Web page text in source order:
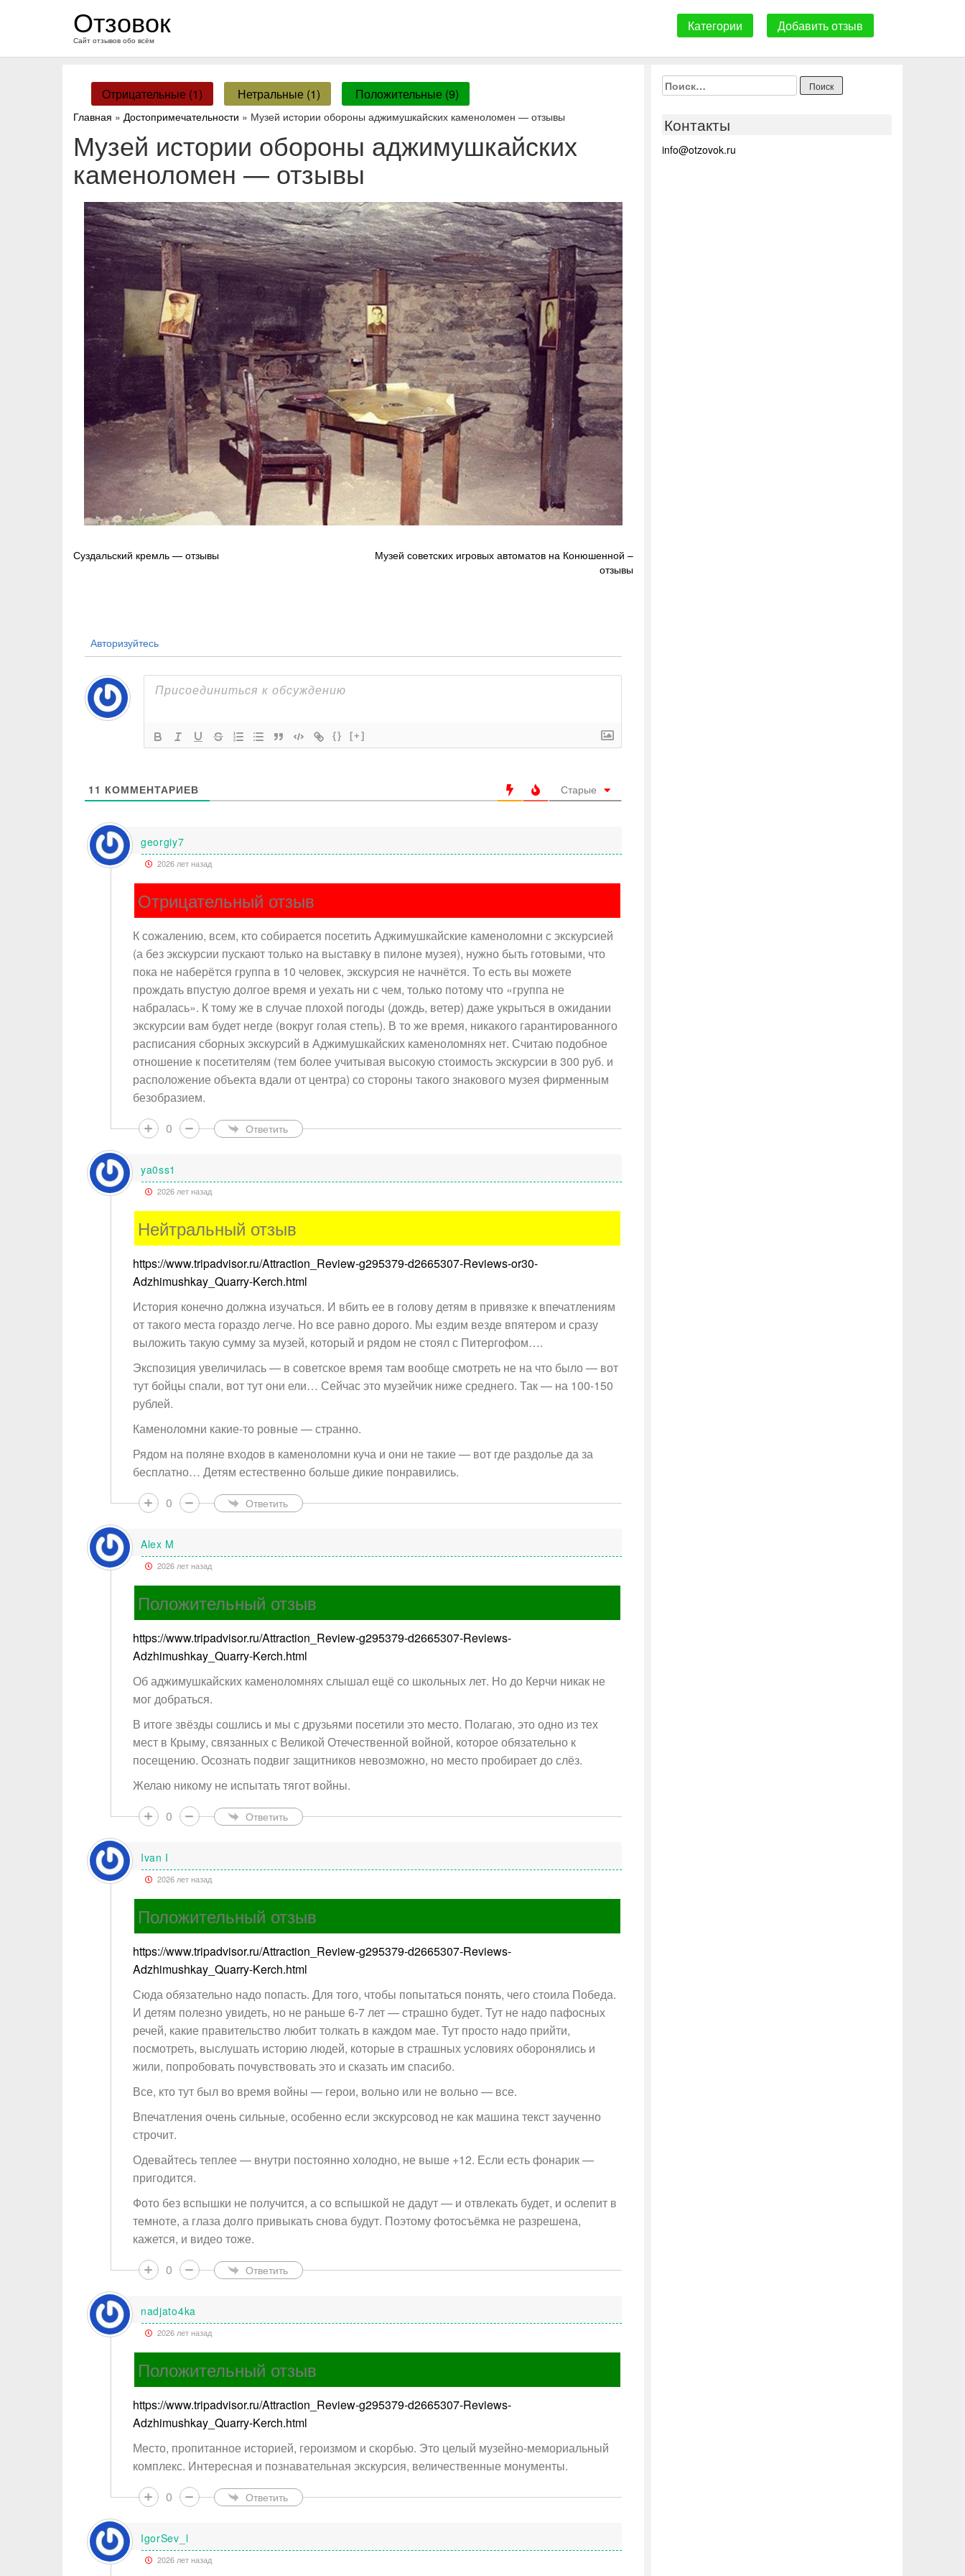
Отзовок
Сайт отзывов обо всём
Категории Добавить отзыв
Отрицательные (1) Нетральные (1) Положительные (9)
Главная » Достопримечательности » Музей истории обороны аджимушкайских каменоломен — отзывы
Музей истории обороны аджимушкайских
каменоломен — отзывы
Навигация
Суздальский кремль — отзывы
Музей советских игровых автоматов на Конюшенной –
отзывы
Авторизуйтесь
{} [+]
11 КОММЕНТАРИЕВ Старые
georgiy7
2026 лет назад
Отрицательный отзыв
К сожалению, всем, кто собирается посетить Аджимушкайские каменоломни с экскурсией
(а без экскурсии пускают только на выставку в пилоне музея), нужно быть готовыми, что
пока не наберётся группа в 10 человек, экскурсия не начнётся. То есть вы можете
прождать впустую долгое время и уехать ни с чем, только потому что «группа не
набралась». К тому же в случае плохой погоды (дождь, ветер) даже укрыться в ожидании
экскурсии вам будет негде (вокруг голая степь). В то же время, никакого гарантированного
расписания сборных экскурсий в Аджимушкайских каменоломнях нет. Считаю подобное
отношение к посетителям (тем более учитывая высокую стоимость экскурсии в 300 руб. и
расположение объекта вдали от центра) со стороны такого знакового музея фирменным
безобразием.
0
Ответить
ya0ss1
2026 лет назад
Нейтральный отзыв
https://www.tripadvisor.ru/Attraction_Review-g295379-d2665307-Reviews-or30-
Adzhimushkay_Quarry-Kerch.html
История конечно должна изучаться. И вбить ее в голову детям в привязке к впечатлениям
от такого места гораздо легче. Но все равно дорого. Мы ездим везде впятером и сразу
выложить такую сумму за музей, который и рядом не стоял с Питергофом….
Экспозиция увеличилась — в советское время там вообще смотреть не на что было — вот
тут бойцы спали, вот тут они ели… Сейчас это музейчик ниже среднего. Так — на 100-150
рублей.
Каменоломни какие-то ровные — странно.
Рядом на поляне входов в каменоломни куча и они не такие — вот где раздолье да за
бесплатно… Детям естественно больше дикие понравились.
0
Ответить
Alex M
2026 лет назад
Положительный отзыв
https://www.tripadvisor.ru/Attraction_Review-g295379-d2665307-Reviews-
Adzhimushkay_Quarry-Kerch.html
Об аджимушкайских каменоломнях слышал ещё со школьных лет. Но до Керчи никак не
мог добраться.
В итоге звёзды сошлись и мы с друзьями посетили это место. Полагаю, это одно из тех
мест в Крыму, связанных с Великой Отечественной войной, которое обязательно к
посещению. Осознать подвиг защитников невозможно, но место пробирает до слёз.
Желаю никому не испытать тягот войны.
0
Ответить
Ivan I
2026 лет назад
Положительный отзыв
https://www.tripadvisor.ru/Attraction_Review-g295379-d2665307-Reviews-
Adzhimushkay_Quarry-Kerch.html
Сюда обязательно надо попасть. Для того, чтобы попытаться понять, чего стоила Победа.
И детям полезно увидеть, но не раньше 6-7 лет — страшно будет. Тут не надо пафосных
речей, какие правительство любит толкать в каждом мае. Тут просто надо прийти,
посмотреть, выслушать историю людей, которые в страшных условиях оборонялись и
жили, попробовать почувствовать это и сказать им спасибо.
Все, кто тут был во время войны — герои, вольно или не вольно — все.
Впечатления очень сильные, особенно если экскурсовод не как машина текст заученно
строчит.
Одевайтесь теплее — внутри постоянно холодно, не выше +12. Если есть фонарик —
пригодится.
Фото без вспышки не получится, а со вспышкой не дадут — и отвлекать будет, и ослепит в
темноте, а глаза долго привыкать снова будут. Поэтому фотосъёмка не разрешена,
кажется, и видео тоже.
0
Ответить
nadjato4ka
2026 лет назад
Положительный отзыв
https://www.tripadvisor.ru/Attraction_Review-g295379-d2665307-Reviews-
Adzhimushkay_Quarry-Kerch.html
Место, пропитанное историей, героизмом и скорбью. Это целый музейно-мемориальный
комплекс. Интересная и познавательная экскурсия, величественные монументы.
0
Ответить
IgorSev_l
2026 лет назад
Найти:
Контакты
info@otzovok.ru